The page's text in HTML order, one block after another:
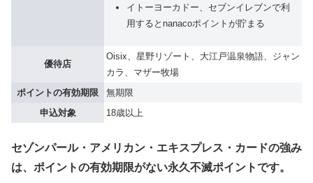
イトーヨーカドー、セブンイレブンで利
用するとnanacoポイントが貯まる
優待店
Oisix、星野リゾート、大江戸温泉物語、ジャン
カラ、マザー牧場
ポイントの有効期限
無期限
申込対象
18歳以上
セゾンパール・アメリカン・エキスプレス・カードの強み
は、ポイントの有効期限がない永久不滅ポイントです。